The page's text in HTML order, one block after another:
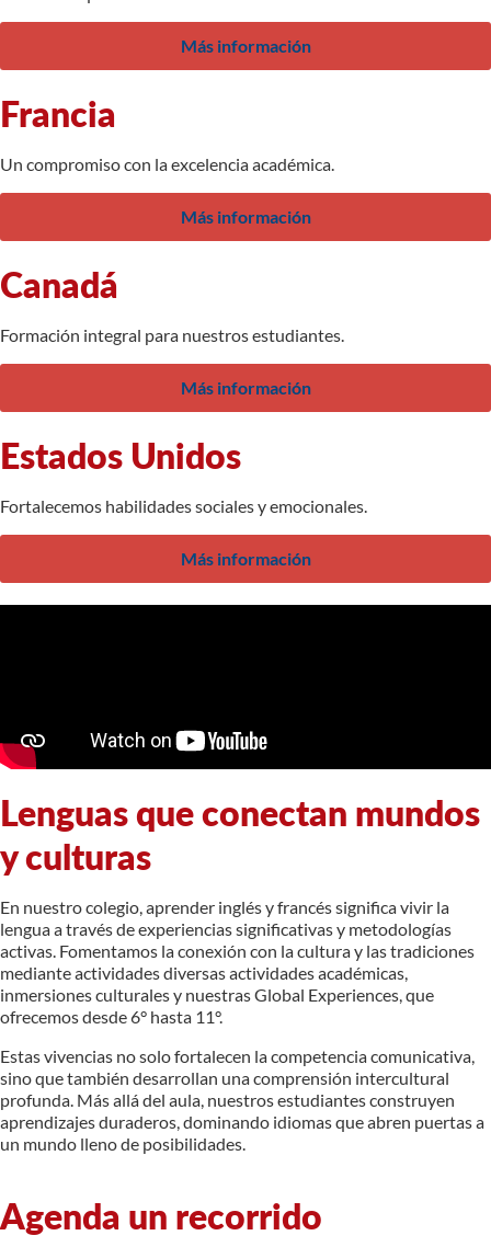
Más información
Francia
Un compromiso con la excelencia académica.
Más información
Canadá
Formación integral para nuestros estudiantes.
Más información
Estados Unidos
Fortalecemos habilidades sociales y emocionales.
Más información
Lenguas que conectan mundos
y culturas
En nuestro colegio, aprender inglés y francés significa vivir la
lengua a través de experiencias significativas y metodologías
activas. Fomentamos la conexión con la cultura y las tradiciones
mediante actividades diversas actividades académicas,
inmersiones culturales y nuestras Global Experiences, que
ofrecemos desde 6° hasta 11°.
Estas vivencias no solo fortalecen la competencia comunicativa,
sino que también desarrollan una comprensión intercultural
profunda. Más allá del aula, nuestros estudiantes construyen
aprendizajes duraderos, dominando idiomas que abren puertas a
un mundo lleno de posibilidades.
Agenda un recorrido